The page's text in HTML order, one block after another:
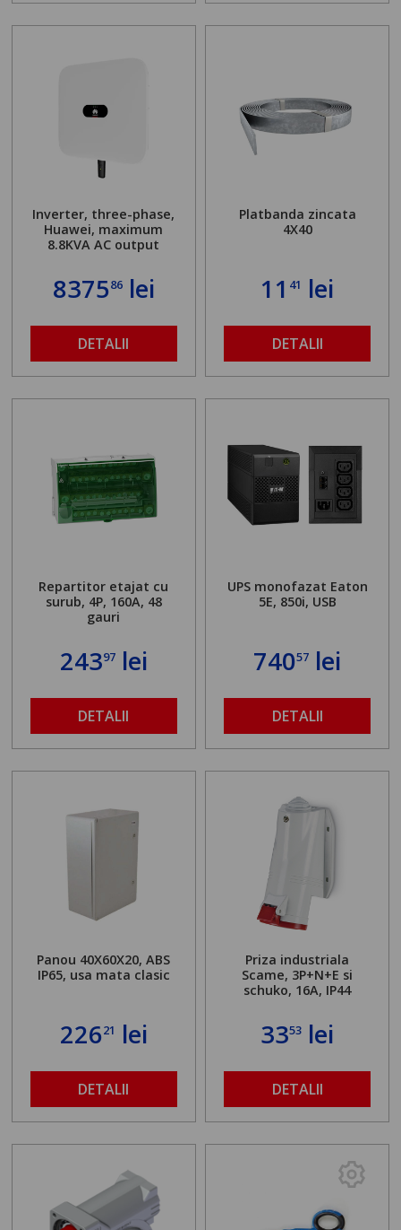
Inverter, three-phase,
Huawei, maximum
8.8KVA AC output
837586lei
DETALII
Platbanda zincata
4X40
11 41 lei
DETALII
Repartitor etajat cu
surub, 4P, 160A, 48
gauri
24397lei
DETALII
UPS monofazat Eaton
5E, 850i, USB
74057 lei
DETALII
Panou 40X60X20, ABS
IP65, usa mata clasic
22621 lei
DETALII
Priza industriala
Scame, 3P+N+E si
schuko, 16A, IP44
3353 lei
DETALII